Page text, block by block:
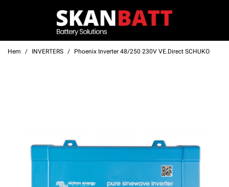
Hem INVERTERS Phoenix Inverter 48/250 230V VE.Direct SCHUKO